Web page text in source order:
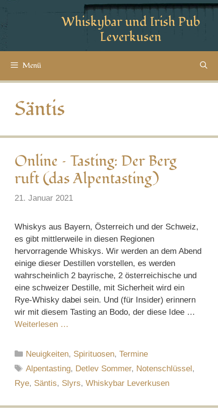
Whiskybar und Irish Pub
Leverkusen
Menü
Säntis
Online – Tasting: Der Berg
ruft (das Alpentasting)
21. Januar 2021
Whiskys aus Bayern, Österreich und der Schweiz,
es gibt mittlerweile in diesen Regionen
hervorragende Whiskys. Wir werden an dem Abend
einige dieser Destillen vorstellen, es werden
wahrscheinlich 2 bayrische, 2 österreichische und
eine schweizer Destille, mit Sicherheit wird ein
Rye-Whisky dabei sein. Und (für Insider) erinnern
wir mit diesem Tasting an Bodo, der diese Idee …
Weiterlesen …
Kategorien
Neuigkeiten, Spirituosen,Termine
Schlagwörter
Alpentasting, Detlev Sommer, Notenschlüssel,
Rye, Säntis, Slyrs, Whiskybar Leverkusen